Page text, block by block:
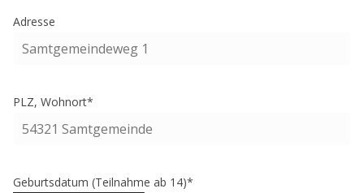
Adresse
PLZ, Wohnort*
Geburtsdatum (Teilnahme ab 14)*